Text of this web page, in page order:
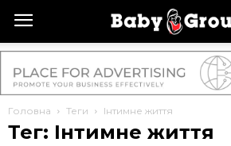
Головна Теги Інтимне життя
Тег: Інтимне життя